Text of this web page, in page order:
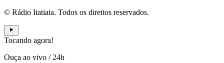
© Rádio Itatiaia. Todos os direitos reservados.
Tocando agora!
Ouça ao vivo / 24h